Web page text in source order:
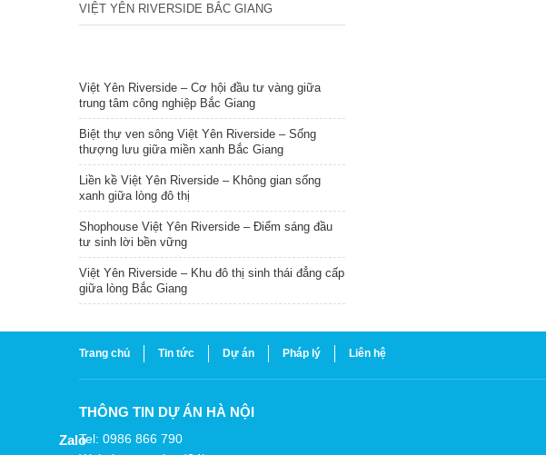
VIỆT YÊN RIVERSIDE BẮC GIANG
Việt Yên Riverside – Cơ hội đầu tư vàng giữa
trung tâm công nghiệp Bắc Giang
Biệt thự ven sông Việt Yên Riverside – Sống
thượng lưu giữa miền xanh Bắc Giang
Liền kề Việt Yên Riverside – Không gian sống
xanh giữa lòng đô thị
Shophouse Việt Yên Riverside – Điểm sáng đầu
tư sinh lời bền vững
Việt Yên Riverside – Khu đô thị sinh thái đẳng cấp
giữa lòng Bắc Giang
Trang chủ Tin tức Dự án Pháp lý Liên hệ
THÔNG TIN DỰ ÁN HÀ NỘI
Tel: 0986 866 790
Zalo